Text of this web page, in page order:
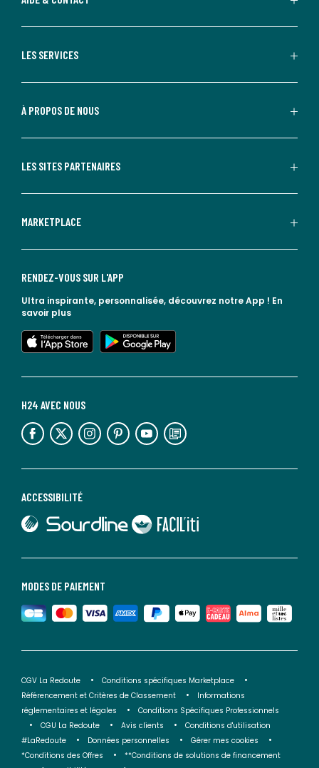
LES SERVICES
À PROPOS DE NOUS
LES SITES PARTENAIRES
MARKETPLACE
MODES DE PAIEMENT
ACCESSIBILITÉ
lien vers Sourdline
lien vers Faciliti
H24 AVEC NOUS
lien vers l'espace réseaux sociaux lien vers l'espace réseaux sociaux lien vers l'espace réseaux sociaux lien vers l'espace réseaux sociaux lien vers l'espace réseaux sociaux lien vers le blog la redoute
RENDEZ-VOUS SUR L'APP
Ultra inspirante, personnalisée, découvrez notre App ! En
savoir plus
lien vers l'app store
lien vers google play
CGV La Redoute
Conditions spécifiques Marketplace
Référencement et Critères de Classement
Informations
réglementaires et légales
Conditions Spécifiques Professionnels
CGU La Redoute
Avis clients
Conditions d'utilisation
#LaRedoute
Données personnelles
Gérer mes cookies
*Conditions des Offres
**Conditions de solutions de financement